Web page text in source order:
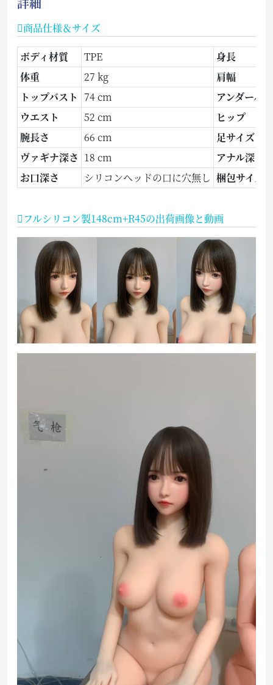
商品仕様＆サイズ
ボディ材質 TPE
身長
体重
27 kg
肩幅
トップバスト 74 cm
アンダーバ
ウエスト
52 cm
ヒップ
腕長さ
66 cm
足サイズ
ヴァギナ深さ 18 cm
アナル深さ
お口深さ
シリコンヘッドの口に穴無し 梱包サイズ
フルシリコン製148cm+R45の出荷画像と動画